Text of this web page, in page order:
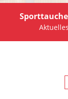
Aktuelles